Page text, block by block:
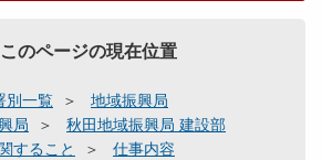
このページの現在位置
別一覧
地域振興局
局
秋田地域振興局 建設部
すること
仕事内容